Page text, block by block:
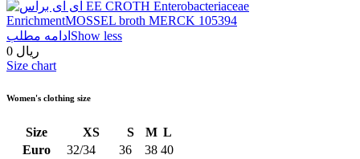
ادامه مطلب Show less
0 ریال
Size chart
Women's clothing size
Size XS S M L
Euro
32/34 36 38 40